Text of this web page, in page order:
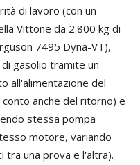
di lavoro (con un
Vittone da 2.800 kg di
7495 Dyna-VT),
gasolio tramite un
all'alimentazione del
anche del ritorno) e
stessa pompa
motore, variando
tra una prova e l'altra).